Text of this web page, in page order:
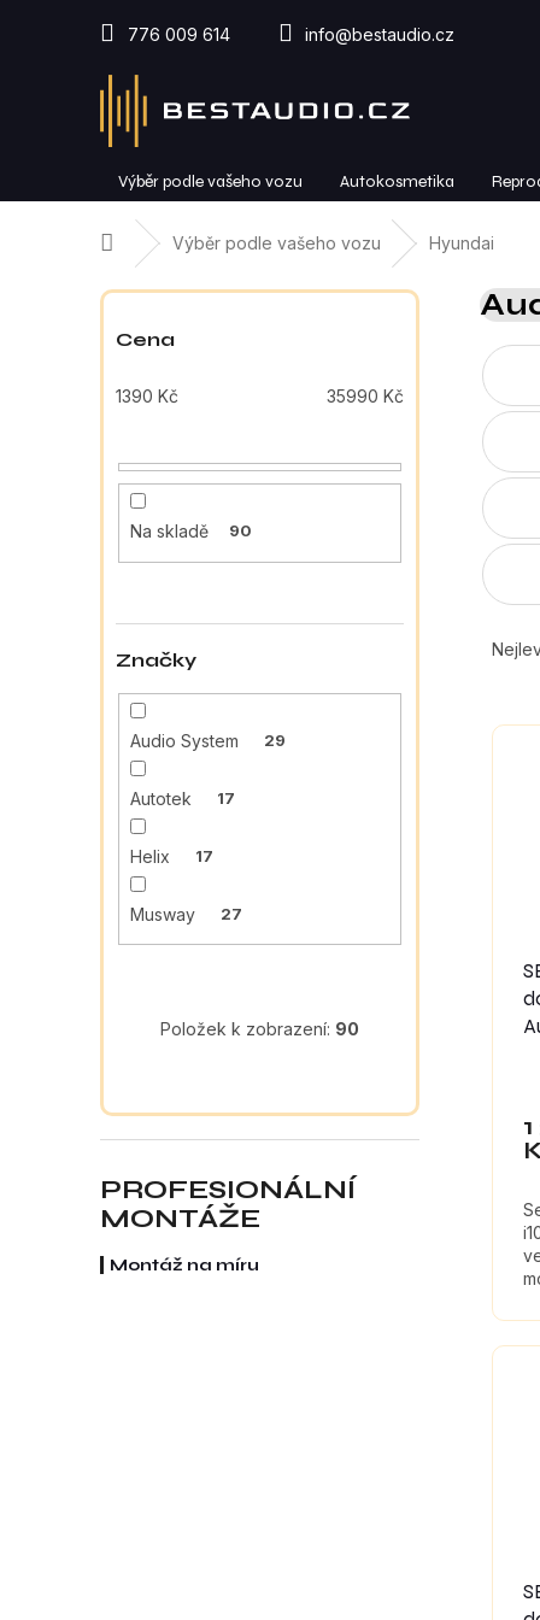
776 009 614 info@bestaudio.cz
Výběr podle vašeho vozu Autokosmetika
Domů Výběr podle vašeho vozu Hyundai
o
Cena
1390 Kč 35990 Kč
Na skladě 90
Značky
Audio System 29
Autotek 17
Helix 17
Musway 27
Položek k zobrazení: 90
PROFESIONÁLNÍ
MONTÁŽE
Montáž na míru
a
nV